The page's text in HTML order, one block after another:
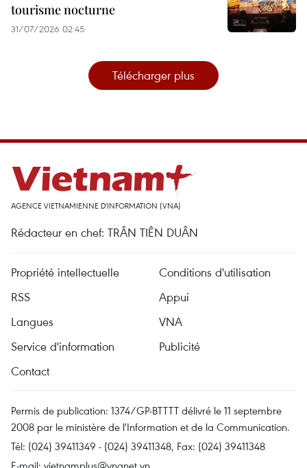
tourisme nocturne
31/07/2026 02:45
Télécharger plus
AGENCE VIETNAMIENNE D'INFORMATION (VNA)
Rédacteur en chef: TRÂN TIÊN DUÂN
Propriété intellectuelle
Conditions d'utilisation
RSS
Appui
Langues
VNA
Service d'information
Publicité
Contact
Permis de publication: 1374/GP-BTTTT délivré le 11 septembre
2008 par le ministère de l'Information et de la Communication.
Tél: (024) 39411349 - (024) 39411348, Fax: (024) 39411348
E-mail: vietnamplus@vnanet.vn